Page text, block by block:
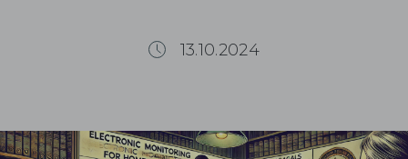
13.10.2024